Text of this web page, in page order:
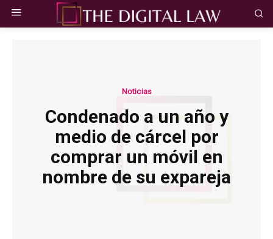
Noticias
Condenado a un año y
medio de cárcel por
comprar un móvil en
nombre de su expareja